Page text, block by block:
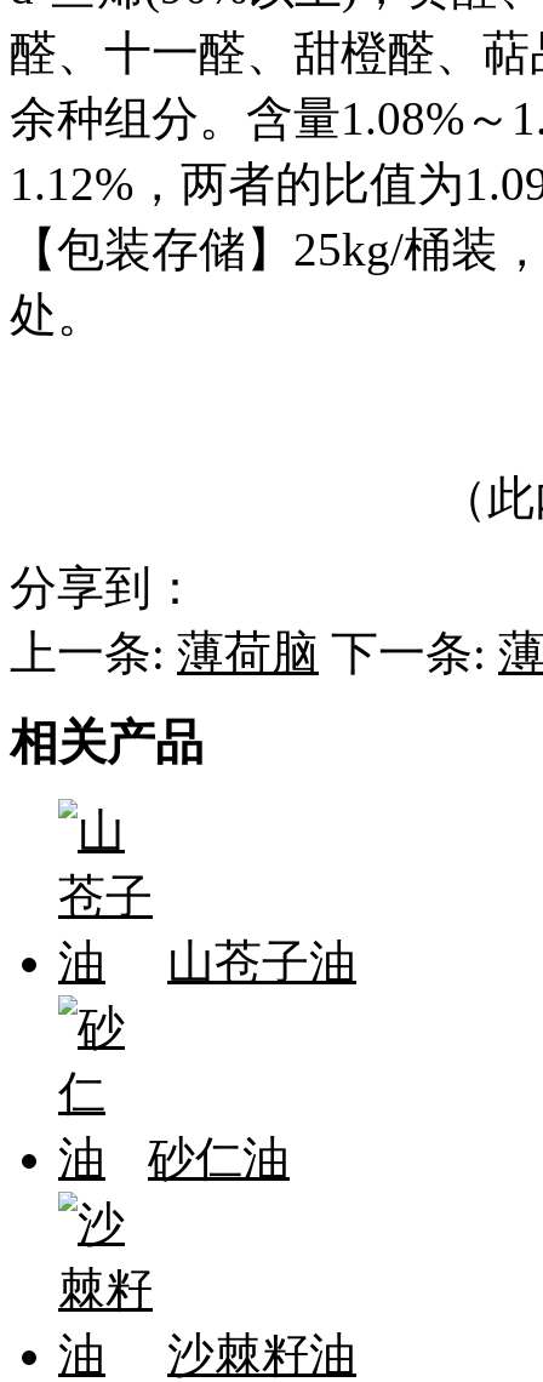
醛、十一醛、甜橙醛、
余种组分。含量1.08%～
1.12%，两者的比值为
【包装存储】25kg/桶装
处。
（
分享到：
上一条: 薄荷脑 下一条:
相关产品
山苍子油
砂仁油
沙棘籽油